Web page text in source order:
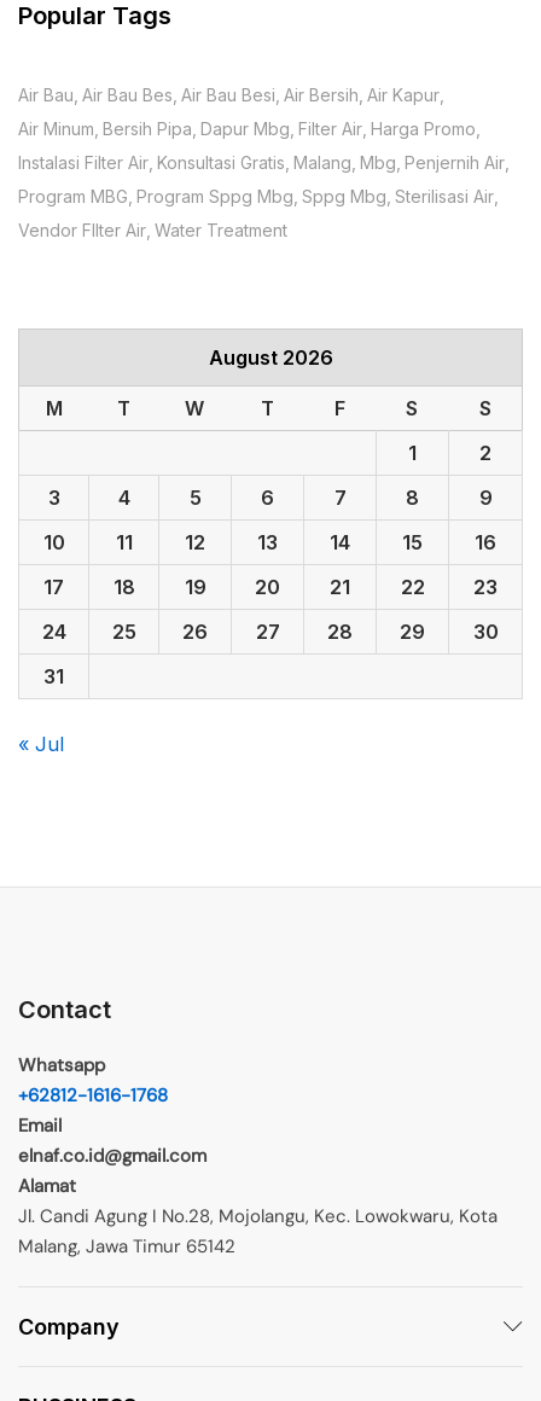
Popular Tags
Air Bau Air Bau Bes Air Bau Besi Air Bersih Air Kapur
Air Minum Bersih Pipa Dapur Mbg Filter Air Harga Promo
Instalasi Filter Air Konsultasi Gratis Malang Mbg Penjernih Air
Program MBG Program Sppg Mbg Sppg Mbg Sterilisasi Air
Vendor FIlter Air Water Treatment
August 2026
M T W T F S
S
1
2
3
4 5 6 7 8
9
10
11 12 13 14 15
16
17
18 19 20 21 22
23
24
25 26 27 28 29
30
31
« Jul
Contact
Whatsapp
+62812-1616-1768
Email
elnaf.co.id@gmail.com
Alamat
Jl. Candi Agung I No.28, Mojolangu, Kec. Lowokwaru, Kota
Malang, Jawa Timur 65142
Company